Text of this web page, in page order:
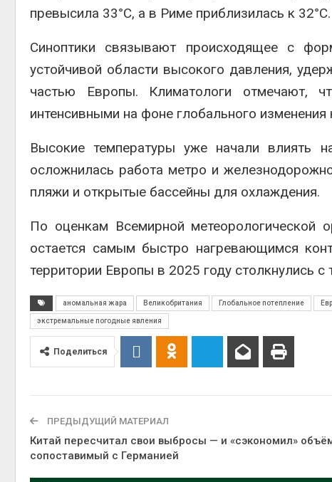
превысила 33°C, а в Риме приблизилась к 32°C.
Синоптики связывают происходящее с
устойчивой области высокого давления,
частью Европы. Климатологи отмечают,
интенсивными на фоне глобального изменения
Высокие температуры уже начали влиять
осложнилась работа метро и
пляжи и открытые бассейны для охлаждения.
По оценкам Всемирной метеорологической
остается самым быстро нагревающимся
территории Европы в 2025 году столкнулись
аномальная жара Великобритания Глобальное потепление
экстремальные погодные явления
Поделиться
ПРЕДЫДУЩИЙ МАТЕРИАЛ
Китай пересчитал свои выбросы — и «сэкономил»
сопоставимый с Германией